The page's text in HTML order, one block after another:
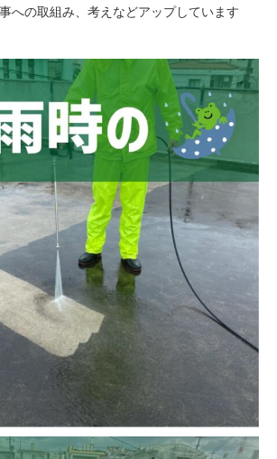
への取組み、考えなどアップしています